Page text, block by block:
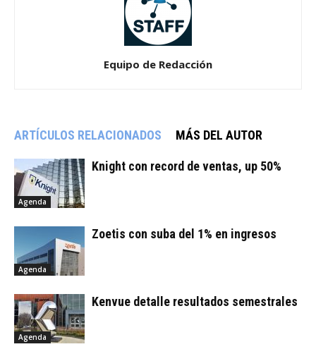
Equipo de Redacción
ARTÍCULOS RELACIONADOS MÁS DEL AUTOR
Agenda
Knight con record de ventas, up 50%
Agenda
Zoetis con suba del 1% en ingresos
Agenda
Kenvue detalle resultados semestrales